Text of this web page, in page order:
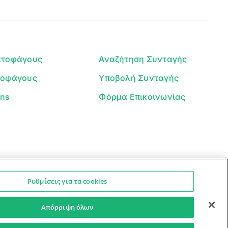
Αναζήτηση Συνταγής
Υποβολή Συνταγής
Φόρμα Επικοινωνίας
Προστασία Προσωπικών Δεδομένων
Ο βοηθός μπορεί να κάνει λάθη — ελέγξτε τις συνταγές.
Ρυθμίσεις για τα cookies
Απόρριψη όλων